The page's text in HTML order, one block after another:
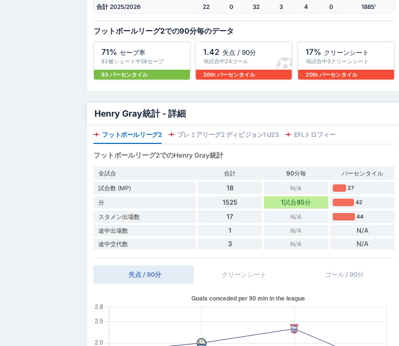
合計 2025/2026 22 0 32 3 4 0 1885'
フットボールリーグ2での90分毎のデータ
71% セーブ率
82被シュート中58セーブ
83 パーセンタイル
1.42 失点 / 90分
18試合中24ゴール
26th パーセンタイル
17% クリーンシート
18試合中3クリーンシート
20th パーセンタイル
Henry Gray統計 - 詳細
フットボールリーグ2 プレミアリーグ2 ディビジョン1 U23 EFLトロフィー
フットボールリーグ2でのHenry Gray統計
全試合 合計 90分毎
パーセンタイル
試合数 (MP)
18 N/A 27
分 1525 1試合85分 42
スタメン出場数 17 N/A 44
途中出場数 1 N/A N/A
途中交代数 3 N/A N/A
失点 / 90分 クリーンシート ゴール / 90分